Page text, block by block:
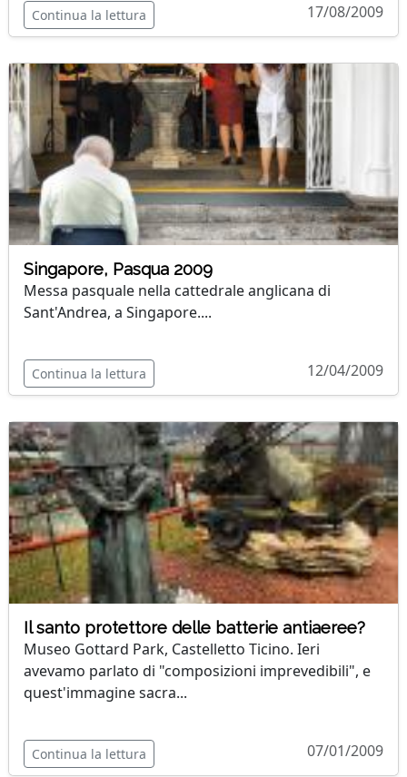
Continua la lettura 17/08/2009
Singapore, Pasqua 2009
Messa pasquale nella cattedrale anglicana di
Sant'Andrea, a Singapore....
Continua la lettura 12/04/2009
Il santo protettore delle batterie antiaeree?
Museo Gottard Park, Castelletto Ticino. Ieri
avevamo parlato di "composizioni imprevedibili", e
quest'immagine sacra...
Continua la lettura 07/01/2009